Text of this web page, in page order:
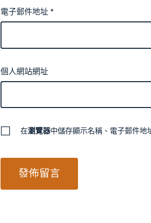
電子郵件地址*
個人網站網址
在瀏覽器中儲存顯示名稱、電子郵件